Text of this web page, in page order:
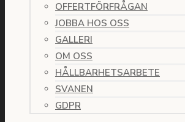
OFFERTFÖRFRÅGAN
JOBBA HOS OSS
GALLERI
OM OSS
HÅLLBARHETSARBETE
SVANEN
GDPR